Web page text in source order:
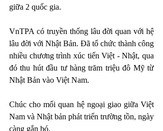
giữa 2 quốc gia.
VnTPA có truyền thống lâu đời quan với hệ
lâu đời với Nhật Bản. Đã tổ chức thành công
nhiều chương trình xúc tiến Việt - Nhật, qua
đó thu hút đầu tư hàng trăm triệu đô Mỹ từ
Nhật Bản vào Việt Nam.
Chúc cho mối quan hệ ngoại giao giữa Việt
Nam và Nhật bản phát triển trường tồn, ngày
càng gắn bó.